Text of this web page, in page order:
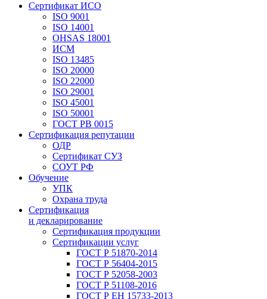
Сертификат ИСО
ISO 9001
ISO 14001
OHSAS 18001
ИСМ
ISO 13485
ISO 20000
ISO 22000
ISO 29001
ISO 45001
ISO 50001
ГОСТ РВ 0015
Сертификация репутации
ОДР
Сертификат СУЗ
СОУТ РФ
Обучение
УПК
Охрана труда
Сертификация
и декларирование
Сертификация продукции
Сертификации услуг
ГОСТ Р 51870-2014
ГОСТ Р 56404-2015
ГОСТ Р 52058-2003
ГОСТ Р 51108-2016
ГОСТ Р ЕН 15733-2013